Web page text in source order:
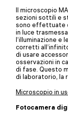
Il microscopio
sezioni sottili e
sono effettuate
in luce
l’illuminazione
corretti
di usare
osservazioni in
di fase. Questo
di laboratorio, la
Microscopio in
Fotocamera